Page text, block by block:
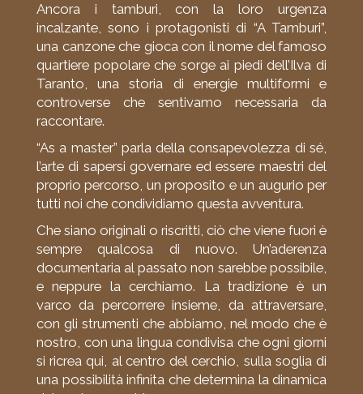
Ancora i tamburi, con la loro urgenza
incalzante, sono i protagonisti di “A Tamburi”,
una canzone che gioca con il nome del famoso
quartiere popolare che sorge ai piedi dell’Ilva di
Taranto, una storia di energie multiformi e
controverse che sentivamo necessaria da
raccontare.
“As a master” parla della consapevolezza di sé,
l’arte di sapersi governare ed essere maestri del
proprio percorso, un proposito e un augurio per
tutti noi che condividiamo questa avventura.
Che siano originali o riscritti, ciò che viene fuori è
sempre qualcosa di nuovo. Un’aderenza
documentaria al passato non sarebbe possibile,
e neppure la cerchiamo. La tradizione è un
varco da percorrere insieme, da attraversare,
con gli strumenti che abbiamo, nel modo che è
nostro, con una lingua condivisa che ogni giorni
si ricrea qui, al centro del cerchio, sulla soglia di
una possibilità infinita che determina la dinamica